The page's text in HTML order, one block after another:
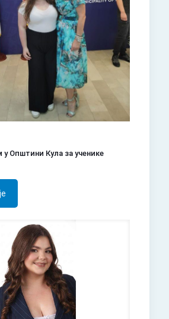
у Општини Кула за ученике